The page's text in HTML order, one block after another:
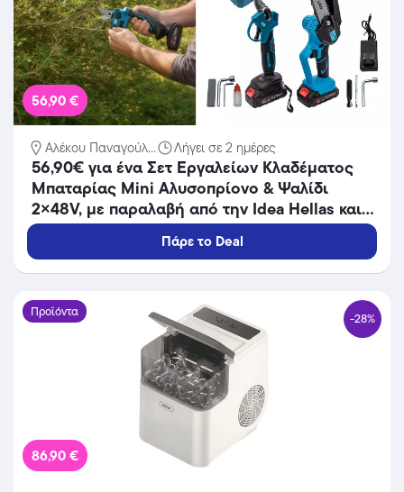
56,90 €
Αλέκου Παναγούλ... Λήγει σε 2 ημέρες
56,90€ για ένα Σετ Εργαλείων Κλαδέματος
Μπαταρίας Mini Αλυσοπρίονο & Ψαλίδι
2×48V, με παραλαβή από την Idea Hellas και
δυνατότητα πανελλαδικής αποστολής στο
χώρo σας.Κωδ:230.21397QL
Πάρε το Deal
Προϊόντα -28%
86,90 €